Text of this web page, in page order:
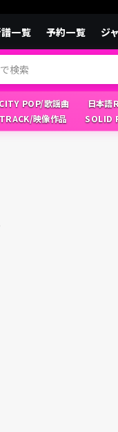
一覧 予約一覧 ジ
POP/歌謡曲 日本語
映像作品
SOLID